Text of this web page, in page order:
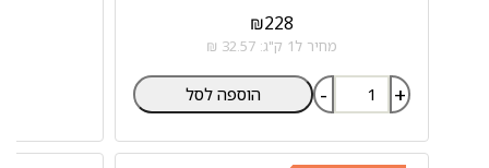
₪228
מחיר ל1 ק"ג: 32.57 ₪
- + הוספה לסל